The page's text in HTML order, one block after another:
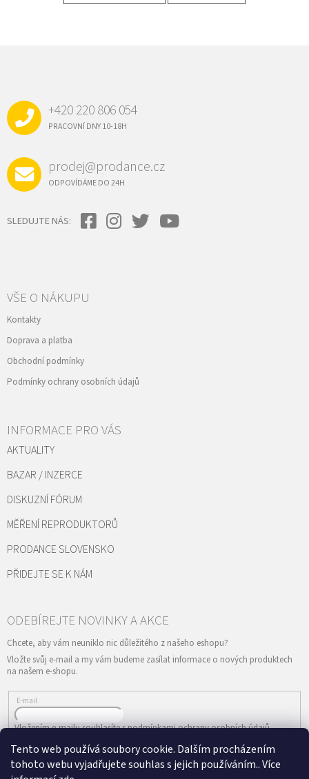
Tento web používá soubory cookie. Dalším procházením
tohoto webu vyjadřujete souhlas s jejich používáním.. Více
+420 220 806 054
PRACOVNÍ DNY 10-18H
prodej@prodance.cz
ODPOVÍDÁME DO 24H
SLEDUJTE NÁS:
VŠE O NÁKUPU
Kontakty
Doprava a platba
Obchodní podmínky
Podmínky ochrany osobních údajů
INFORMACE PRO VÁS
AKTUALITY
BAZAR / INZERCE
DISKUZNÍ FÓRUM
MĚŘENÍ REPRODUKTORŮ
PRODANCE SLOVENSKO
PŘIDEJTE SE K NÁM
Vložte svůj e-mail a my vám budeme zasílat informace o nových produktech
na našem e-shopu.
E-mail
Vložením e-mailu souhlasíte spodmínkami ochrany osobních údajů
PŘIHLÁSIT SE